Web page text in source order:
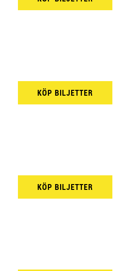
KÖP BILJETTER
KÖP BILJETTER